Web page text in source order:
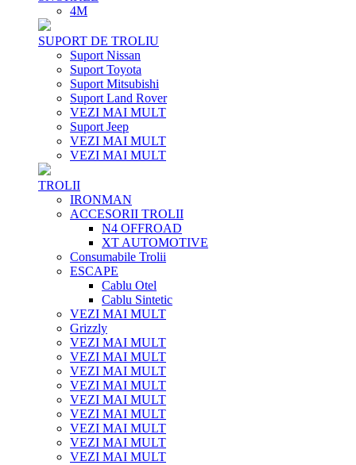
4M
SUPORT DE TROLIU
Suport Nissan
Suport Toyota
Suport Mitsubishi
Suport Land Rover
VEZI MAI MULT
Suport Jeep
VEZI MAI MULT
VEZI MAI MULT
TROLII
IRONMAN
ACCESORII TROLII
N4 OFFROAD
XT AUTOMOTIVE
Consumabile Trolii
ESCAPE
Cablu Otel
Cablu Sintetic
VEZI MAI MULT
Grizzly
VEZI MAI MULT
VEZI MAI MULT
VEZI MAI MULT
VEZI MAI MULT
VEZI MAI MULT
VEZI MAI MULT
VEZI MAI MULT
VEZI MAI MULT
VEZI MAI MULT